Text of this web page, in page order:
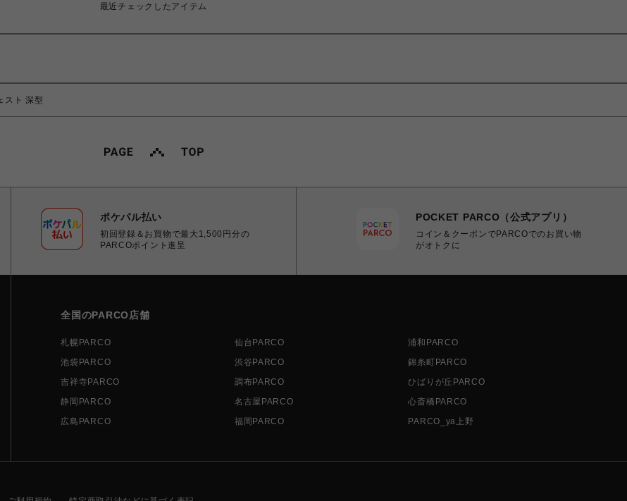
最近チェックしたアイテム
スト 深型
ポケパル払い
初回登録＆お買物で最大1,500円分の
PARCOポイント進呈
POCKET PARCO（公式アプリ）
コイン＆クーポンでPARCOでのお買い物
がオトクに
全国のPARCO店舗
札幌PARCO 仙台PARCO
浦和PARCO
池袋PARCO
渋谷PARCO
錦糸町PARCO
吉祥寺PARCO
調布PARCO
ひばりが丘PARCO
静岡PARCO
名古屋PARCO
心斎橋PARCO
広島PARCO
福岡PARCO PARCO_ya上野